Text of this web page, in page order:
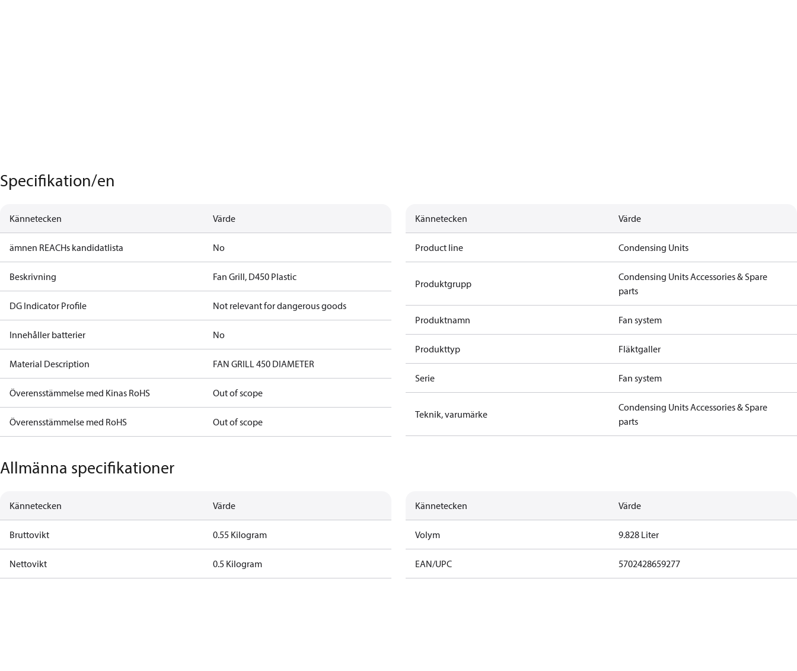
Specifikation/en
Kännetecken Värde
ämnen REACHs kandidatlista No
Beskrivning Fan Grill, D450 Plastic
DG Indicator Profile Not relevant for dangerous goods
Innehåller batterier No
Material Description FAN GRILL 450 DIAMETER
Överensstämmelse med Kinas RoHS Out of scope
Överensstämmelse med RoHS Out of scope
Kännetecken Värde
Product line Condensing Units
Produktgrupp
Condensing Units Accessories & Spare
parts
Produktnamn Fan system
Produkttyp Fläktgaller
Serie Fan system
Teknik, varumärke
Condensing Units Accessories & Spare
parts
Allmänna specifikationer
Kännetecken Värde
Bruttovikt 0.55 Kilogram
Nettovikt 0.5 Kilogram
Kännetecken Värde
Volym 9.828 Liter
EAN/UPC 5702428659277